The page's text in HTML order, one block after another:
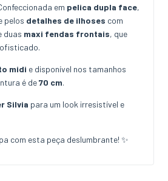
em pelica dupla face,
pelos detalhes de ilhoses com
duas maxi fendas frontais, que
midi e disponível nos tamanhos
é de70 cm.
Silvia para um look irresistível e
com esta peça deslumbrante! ✨